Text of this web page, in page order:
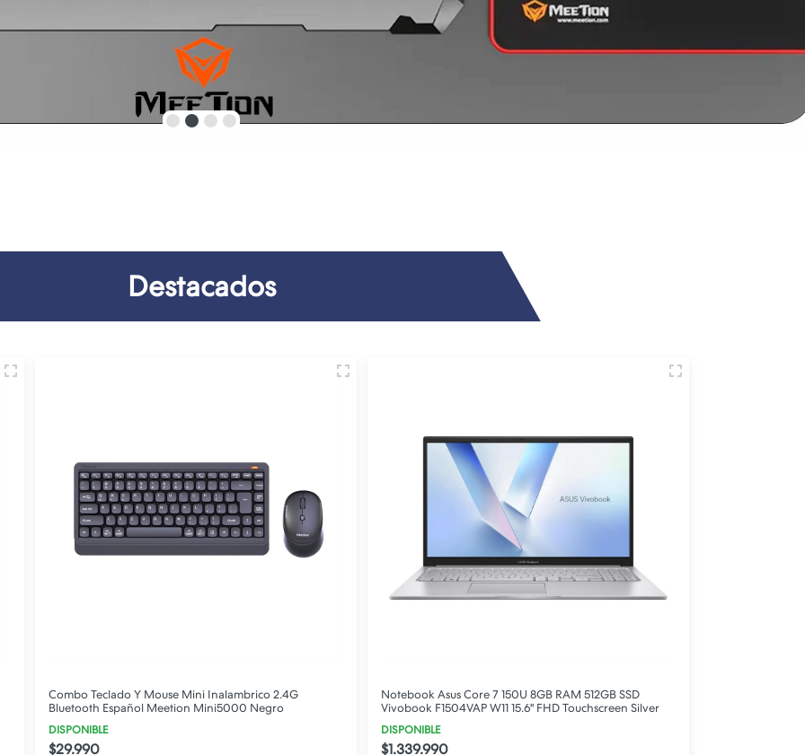
Destacados
Combo Teclado Y Mouse Mini Inalambrico 2.4G
Bluetooth Español Meetion Mini5000 Negro
DISPONIBLE
$29.990
Notebook Asus Core 7 150U 8GB RAM 512GB SSD
Vivobook F1504VAP W11 15.6" FHD Touchscreen Silver
DISPONIBLE
$1.339.990